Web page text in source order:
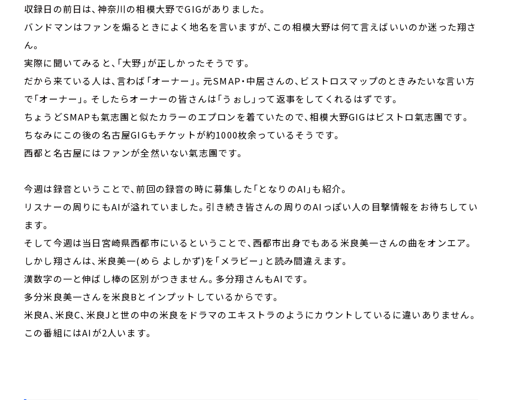
収録日の前日は、神奈川の相模大野でGIGがありました。
バンドマンはファンを煽るときによく地名を言いますが、この相模大野は何て言えばいいのか迷った翔さ
ん。
実際に聞いてみると、「大野」が正しかったそうです。
だから来ている人は、言わば「オーナー」。元SMAP・中居さんの、ビストロスマップのときみたいな言い方
で「オーナー」。そしたらオーナーの皆さんは「うぉし」って返事をしてくれるはずです。
ちょうどSMAPも氣志團と似たカラーのエプロンを着ていたので、相模大野GIGはビストロ氣志團です。
ちなみにこの後の名古屋GIGもチケットが約1000枚余っているそうです。
西都と名古屋にはファンが全然いない氣志團です。
今週は録音ということで、前回の録音の時に募集した「となりのAI」も紹介。
リスナーの周りにもAIが溢れていました。引き続き皆さんの周りのAIっぽい人の目撃情報をお待ちしてい
ます。
そして今週は当日宮崎県西都市にいるということで、西都市出身でもある米良美一さんの曲をオンエア。
しかし翔さんは、米良美一(めら よしかず)を「メラビー」と読み間違えます。
漢数字の一と伸ばし棒の区別がつきません。多分翔さんもAIです。
多分米良美一さんを米良Bとインプットしているからです。
米良A、米良C、米良Jと世の中の米良をドラマのエキストラのようにカウントしているに違いありません。
この番組にはAIが2人います。